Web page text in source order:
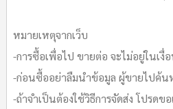
หมายเหตุจากเว็บ
-การซื้อเพื่อไป ขายต่อ จะไม่อยู่ในเ
-ก่อนซื้ออย่าลืมนำข้อมูล ผู้ขายไปค้
-ถ้าจำเป็นต้องใช้วิธีการจัดส่ง โปรดข